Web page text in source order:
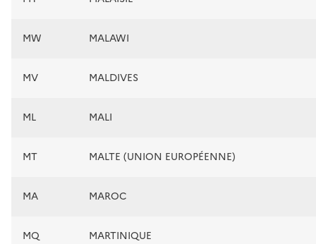
MW MALAWI
MV MALDIVES
ML MALI
MT MALTE (UNION EUROPÉENNE)
MA MAROC
MQ MARTINIQUE